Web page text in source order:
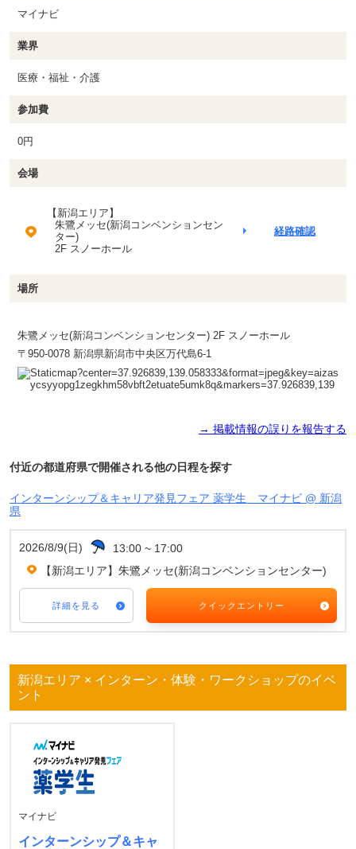
マイナビ
業界
医療・福祉・介護
参加費
0円
会場
【新潟エリア】
朱鷺メッセ(新潟コンベンションセン
ター)
2F スノーホール
経路確認
場所
朱鷺メッセ(新潟コンベンションセンター) 2F スノーホール
〒950-0078 新潟県新潟市中央区万代島6-1
→ 掲載情報の誤りを報告する
付近の都道府県で開催される他の日程を探す
インターンシップ＆キャリア発見フェア 薬学生 マイナビ @ 新潟
県
2026/8/9(日)
13:00 ~ 17:00
【新潟エリア】朱鷺メッセ(新潟コンベンションセンター)
詳細を見る クイックエントリー
新潟エリア × インターン・体験・ワークショップのイベ
ント
マイナビ
インターンシップ＆キャ